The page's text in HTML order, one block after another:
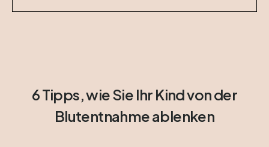
6 Tipps, wie Sie Ihr Kind von der
Blutentnahme ablenken